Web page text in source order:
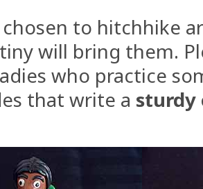
chosen to hitchhike
will bring them.
who practice
that write a sturdy